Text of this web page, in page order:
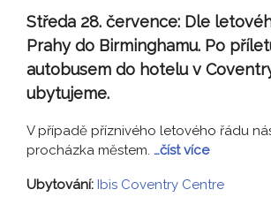
Středa 28. července: Dle
Prahy do Birminghamu. Po
autobusem do hotelu v
ubytujeme.
V případě příznivého letového řádu
procházka městem. …číst více
Ubytování: Ibis Coventry Centre